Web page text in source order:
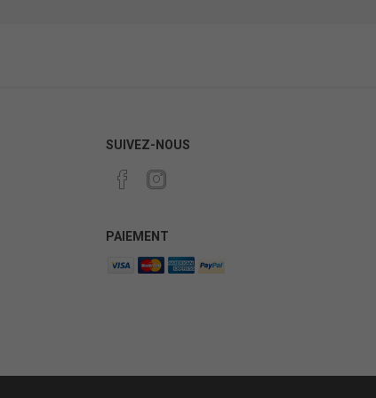
SUIVEZ-NOUS
PAIEMENT